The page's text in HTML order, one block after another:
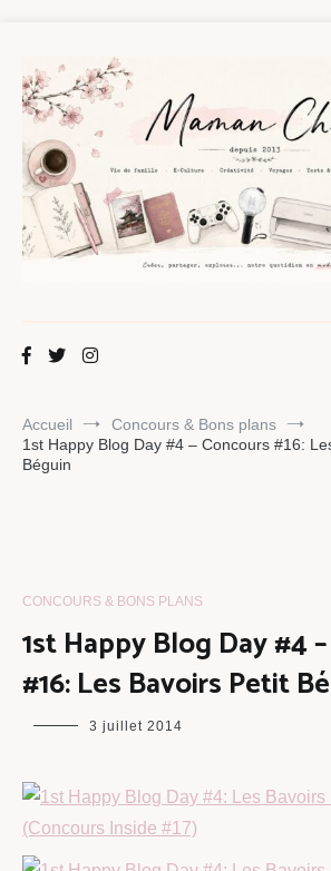
contenu
Maman Chou
Accueil
Concours & Bons plans
1st Happy Blog Day #4 – Concours #16:
Béguin
CONCOURS & BONS PLANS
1st Happy Blog Day #4
#16: Les Bavoirs Petit
maman
3 juillet 2014